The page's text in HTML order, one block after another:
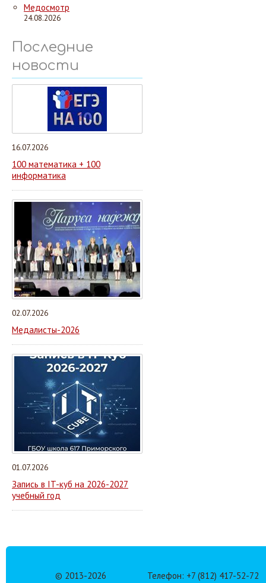
Медосмотр
24.08.2026
Последние
новости
16.07.2026
100 математика + 100
информатика
02.07.2026
Медалисты-2026
01.07.2026
Запись в IT-куб на 2026-2027
учебный год
© 2013-2026 Телефон: +7 (812) 417-52-72